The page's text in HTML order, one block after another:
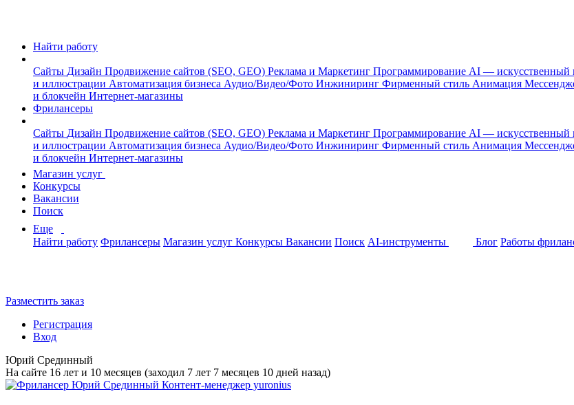
Найти работу
Сайты Дизайн Продвижение сайтов (SEO, GEO) Реклама и Маркетинг Программирование AI — искусственный
и иллюстрации Автоматизация бизнеса Аудио/Видео/Фото Инжиниринг Фирменный стиль Анимация
и блокчейн Интернет-магазины
Фрилансеры
Сайты Дизайн Продвижение сайтов (SEO, GEO) Реклама и Маркетинг Программирование AI — искусственный
и иллюстрации Автоматизация бизнеса Аудио/Видео/Фото Инжиниринг Фирменный стиль Анимация
и блокчейн Интернет-магазины
Магазин услуг
Конкурсы
Вакансии
Поиск
Еще
Найти работу Фрилансеры Магазин услуг Конкурсы Вакансии Поиск AI-инструменты Блог Работы
Разместить заказ
Регистрация
Вход
Юрий Срединный
На сайте 16 лет и 10 месяцев (заходил 7 лет 7 месяцев 10 дней назад)